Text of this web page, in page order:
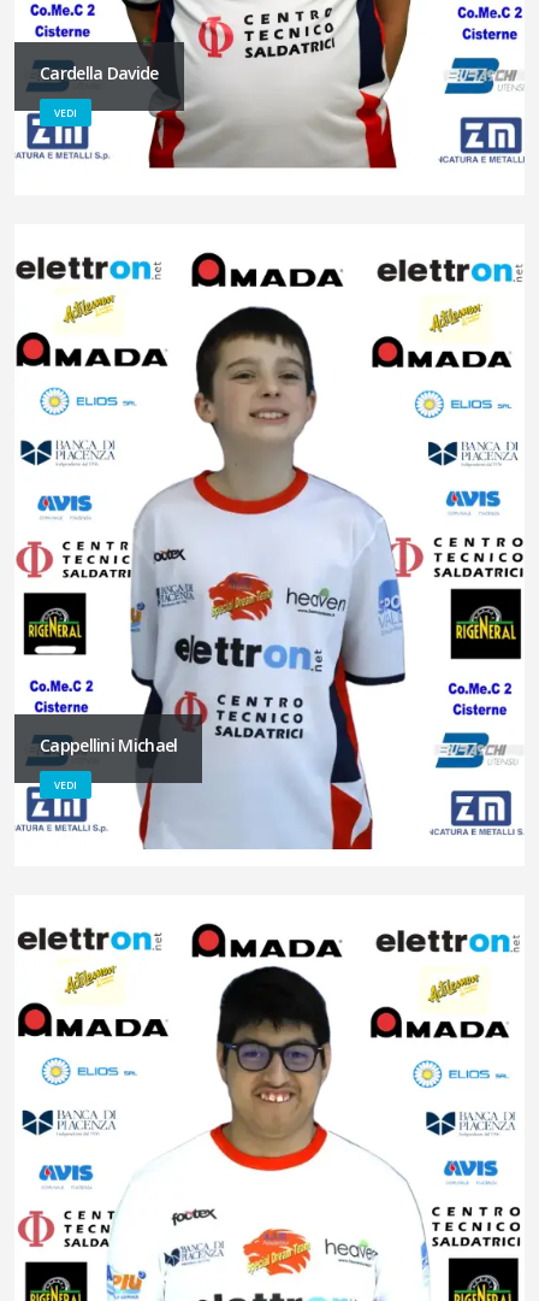
Cardella Davide
VEDI
Cappellini Michael
VEDI